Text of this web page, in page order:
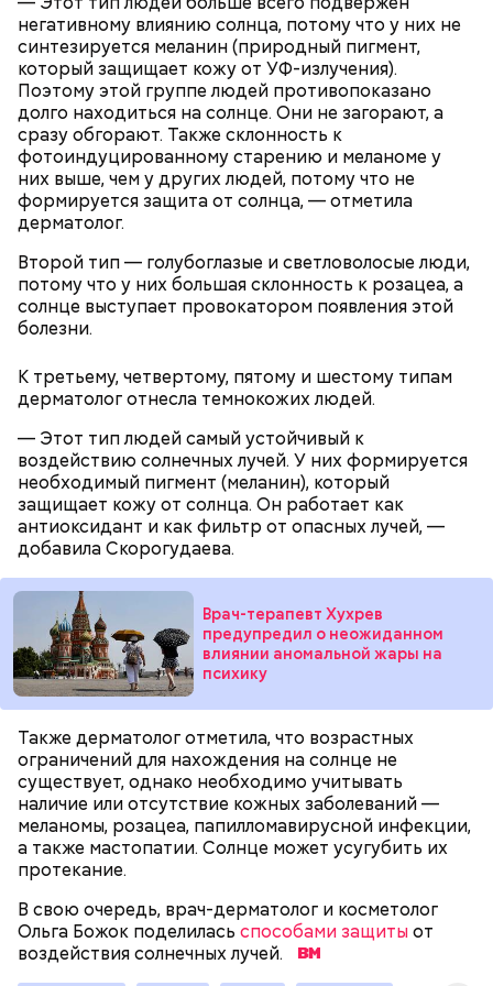
негативному влиянию солнца, потому что у них не
синтезируется меланин (природный пигмент,
который защищает кожу от УФ-излучения).
Поэтому этой группе людей противопоказано
долго находиться на солнце. Они не загорают, а
сразу обгорают. Также склонность к
фотоиндуцированному старению и меланоме у
них выше, чем у других людей, потому что не
формируется защита от солнца, — отметила
дерматолог.
Второй тип — голубоглазые и светловолосые люди,
потому что у них большая склонность к розацеа, а
солнце выступает провокатором появления этой
болезни.
К третьему, четвертому, пятому и шестому типам
дерматолог отнесла темнокожих людей.
— Этот тип людей самый устойчивый к
воздействию солнечных лучей. У них формируется
необходимый пигмент (меланин), который
защищает кожу от солнца. Он работает как
антиоксидант и как фильтр от опасных лучей, —
добавила Скорогудаева.
Врач-терапевт Хухрев
предупредил о неожиданном
влиянии аномальной жары на
психику
Также дерматолог отметила, что возрастных
ограничений для нахождения на солнце не
существует, однако необходимо учитывать
наличие или отсутствие кожных заболеваний —
меланомы, розацеа, папилломавирусной инфекции,
а также мастопатии. Солнце может усугубить их
протекание.
В свою очередь, врач-дерматолог и косметолог
Ольга Божок поделилась способами защитыот
воздействия солнечных лучей.
нужно застыть на месте и не двигаться;
нельзя ни в коем случае махать руками;
не стоит пытаться «поймать» молнию или
потрогать, особенно металлическими
предметами.
— Может пробить заряд на человека. Нужно вести
себя очень осторожно, будто увидели дикого
зверя, затаиться, — добавил академик.
— Первые двое суток мы постоянно были на ногах.
Каждые два часа ездили делать замеры радиации.
Время от выезда до выезда — на отдых. Работа и
есть работа. Ее надо выполнять, — говорит он.
После получения предельно допустимой дозы
радиации Макеева вывели из 30-километровой
зоны отчуждения, где он до 3 мая проверял на
уровень радиационной зараженности
автотранспорт.
Одним из запоминающихся событий того периода
для Макеева стал футбольный матч между
киевским «Динамо» и мадридским «Атлетико»,
который состоялся 3 мая в Киеве. Полк Макеева жил
в палатках в лесу около Варовичей, в 12 километрах
от Припяти. А солдатам очень хотелось увидеть
трансляцию матча. Макеев поехал к секретарю
партийной организации колхоза и попросил
одолжить телевизор.
Множество людей совершают паломнические
поездки, чтобы поклониться мощам Святителя
Николая, которые находятся в Италии. 19 декабря
отмечается Никола Зимний, а 22 мая Никола вешний
или летний. Этот день установлен в память об
обретении его мощей.
Молитва Николаю чудотворцу
О, всесвятый Николае, угодниче преизрядный
Господень, теплый наш заступниче, и везде в
скорбех скорый помощниче!